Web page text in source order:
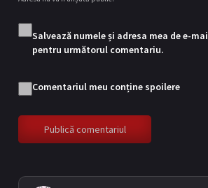
03/09/2025
12
Salvează numele și adresa mea de e-
pentru următorul comentariu.
Comentariul meu conține spoilere